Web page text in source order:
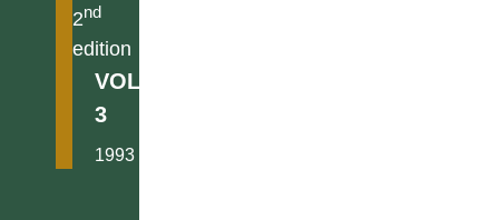
2nd
edition
VOL.
3
1993